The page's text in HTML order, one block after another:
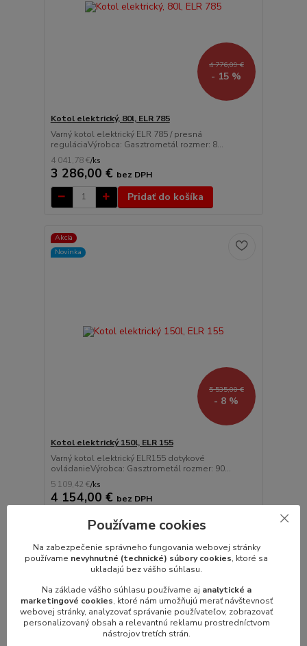
4 776,09 €
- 15 %
Kotol elektrický, 80l, ELR 785
Varný kotol elektrický ELR 785 / presná
reguláciaVýrobca: Gasztrometál rozmer: 8...
4 041,78 €/ks
3 286,00 € bez DPH
Pridať do košíka
Akcia
Novinka
5 535,00 €
- 8 %
Kotol elektrický 150l, ELR 155
Varný kotol elektrický ELR155 dotykové
ovládanieVýrobca: Gasztrometál rozmer: 90...
5 109,42 €/ks
4 154,00 € bez DPH
Pridať do košíka
TOP produkt
Novinka
Používame cookies
Na zabezpečenie správneho fungovania webovej stránky
používame nevyhnutné (technické) súbory cookies, ktoré sa
ukladajú bez vášho súhlasu.
Na základe vášho súhlasu používame aj analytické a
marketingové cookies, ktoré nám umožňujú merať návštevnosť
webovej stránky, analyzovať správanie používateľov, zobrazovať
personalizovaný obsah a relevantnú reklamu prostredníctvom
nástrojov tretích strán.